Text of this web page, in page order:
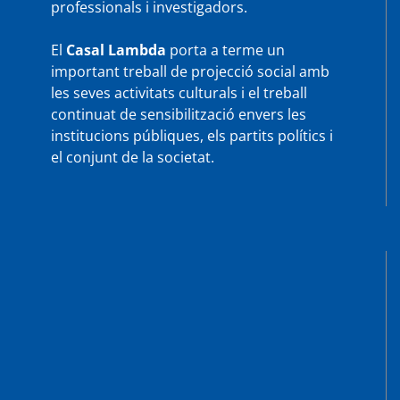
professionals i investigadors.
El Casal Lambda porta a terme un
important treball de projecció social amb
les seves activitats culturals i el treball
continuat de sensibilització envers les
institucions públiques, els partits polítics i
el conjunt de la societat.